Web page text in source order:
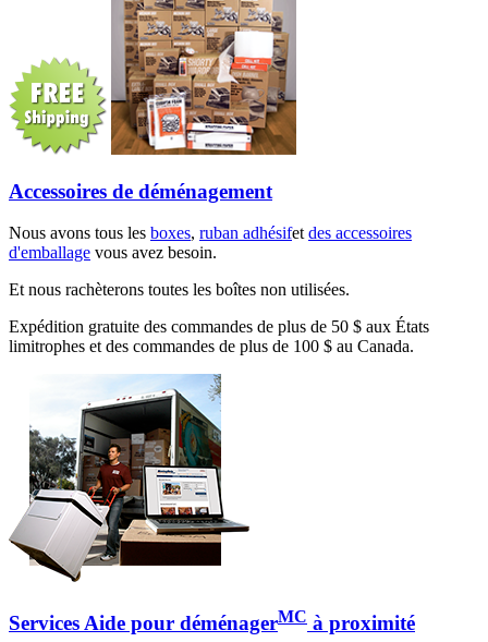
Accessoires de déménagement
Nous avons tous les boxes, ruban adhésifet des accessoires
d'emballage vous avez besoin.
Et nous rachèterons toutes les boîtes non utilisées.
Expédition gratuite des commandes de plus de 50 $ aux États
limitrophes et des commandes de plus de 100 $ au Canada.
Services Aide pour déménagerMC à proximité